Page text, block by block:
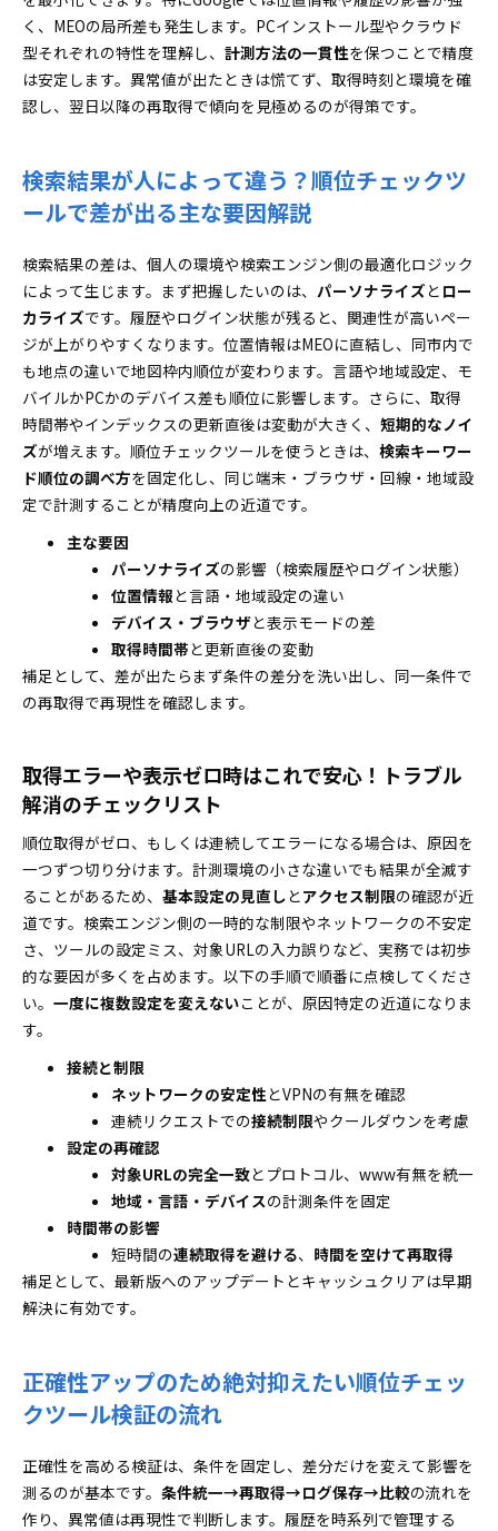
く、MEOの局所差も発生します。PCインストール型やクラウド
型それぞれの特性を理解し、 計測方法の一貫性を保つことで精度
は安定します。異常値が出たときは慌てず、取得時刻と環境を確
認し、翌日以降の再取得で傾向を見極めるのが得策です。
検索結果が人によって違う？順位チェックツ
ールで差が出る主な要因解説
検索結果の差は、個人の環境や検索エンジン側の最適化ロジック
によって生じます。まず把握したいのは、 パーソナライズと ロー
カライズです。履歴やログイン状態が残ると、関連性が高いペー
ジが上がりやすくなります。位置情報はMEOに直結し、同市内で
も地点の違いで地図枠内順位が変わります。言語や地域設定、モ
バイルかPCかのデバイス差も順位に影響します。さらに、取得
時間帯やインデックスの更新直後は変動が大きく、 短期的なノイ
ズが増えます。順位チェックツールを使うときは、 検索キーワー
ド順位の調べ方を固定化し、同じ端末・ブラウザ・回線・地域設
定で計測することが精度向上の近道です。
主な要因
パーソナライズの影響（検索履歴やログイン状態）
位置情報と言語・地域設定の違い
デバイス・ブラウザと表示モードの差
取得時間帯と更新直後の変動
補足として、差が出たらまず条件の差分を洗い出し、同一条件で
の再取得で再現性を確認します。
取得エラーや表示ゼロ時はこれで安心！トラブル
解消のチェックリスト
順位取得がゼロ、もしくは連続してエラーになる場合は、原因を
一つずつ切り分けます。計測環境の小さな違いでも結果が全滅す
ることがあるため、 基本設定の見直しとアクセス制限の確認が近
道です。検索エンジン側の一時的な制限やネットワークの不安定
さ、ツールの設定ミス、対象URLの入力誤りなど、実務では初歩
的な要因が多くを占めます。以下の手順で順番に点検してくださ
い。 一度に複数設定を変えないことが、原因特定の近道になりま
す。
接続と制限
ネットワークの安定性とVPNの有無を確認
連続リクエストでの接続制限やクールダウンを考慮
設定の再確認
対象URLの完全一致とプロトコル、www有無を統一
地域・言語・デバイスの計測条件を固定
時間帯の影響
短時間の連続取得を避ける、 時間を空けて再取得
補足として、最新版へのアップデートとキャッシュクリアは早期
解決に有効です。
正確性アップのため絶対抑えたい順位チェッ
クツール検証の流れ
正確性を高める検証は、条件を固定し、差分だけを変えて影響を
測るのが基本です。 条件統一→再取得→ログ保存→比較の流れを
作り、異常値は再現性で判断します。履歴を時系列で管理する